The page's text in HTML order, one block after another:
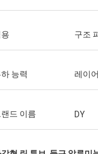
구조
능력 레이
랜드 이름 DY